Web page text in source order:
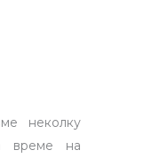
неколку
време на